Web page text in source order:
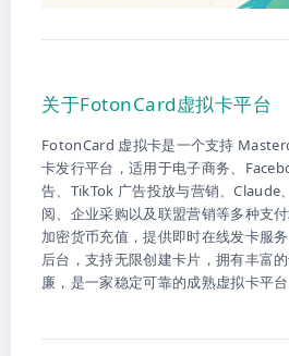
关于FotonCard虚拟卡平台
FotonCard 虚拟卡是一个支持
卡发行平台，适用于电子商务、
告、TikTok 广告投放与营销、Claude
阅、企业采购以及联盟营销等多种支
加密货币充值，提供即时在线发卡服
后台，支持无限创建卡片，拥有丰富
廉，是一家稳定可靠的成熟虚拟卡平台